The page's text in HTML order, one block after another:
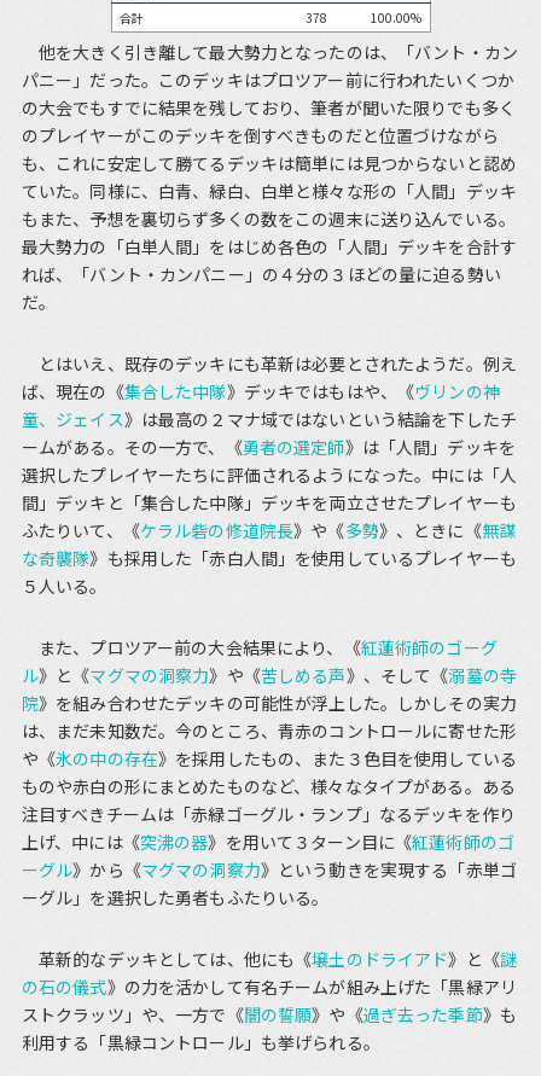
合計
378 100.00%
他を大きく引き離して最大勢力となったのは、「バント・カン
パニー」だった。このデッキはプロツアー前に行われたいくつか
の大会でもすでに結果を残しており、筆者が聞いた限りでも多く
のプレイヤーがこのデッキを倒すべきものだと位置づけながら
も、これに安定して勝てるデッキは簡単には見つからないと認め
ていた。同様に、白青、緑白、白単と様々な形の「人間」デッキ
もまた、予想を裏切らず多くの数をこの週末に送り込んでいる。
最大勢力の「白単人間」をはじめ各色の「人間」デッキを合計す
れば、「バント・カンパニー」の４分の３ほどの量に迫る勢い
だ。
とはいえ、既存のデッキにも革新は必要とされたようだ。例え
ば、現在の《集合した中隊》デッキではもはや、《ヴリンの神
童、ジェイス》は最高の２マナ域ではないという結論を下したチ
ームがある。その一方で、《勇者の選定師》は「人間」デッキを
選択したプレイヤーたちに評価されるようになった。中には「人
間」デッキと「集合した中隊」デッキを両立させたプレイヤーも
ふたりいて、《ケラル砦の修道院長》や《多勢》、ときに《無謀
な奇襲隊》も採用した「赤白人間」を使用しているプレイヤーも
５人いる。
また、プロツアー前の大会結果により、《紅蓮術師のゴーグ
ル》と《マグマの洞察力》や《苦しめる声》、そして《溺墓の寺
院》を組み合わせたデッキの可能性が浮上した。しかしその実力
は、まだ未知数だ。今のところ、青赤のコントロールに寄せた形
や《氷の中の存在》を採用したもの、また３色目を使用している
ものや赤白の形にまとめたものなど、様々なタイプがある。ある
注目すべきチームは「赤緑ゴーグル・ランプ」なるデッキを作り
上げ、中には《突沸の器》を用いて３ターン目に《紅蓮術師のゴ
ーグル》から《マグマの洞察力》という動きを実現する「赤単ゴ
ーグル」を選択した勇者もふたりいる。
革新的なデッキとしては、他にも《壌土のドライアド》と《謎
の石の儀式》の力を活かして有名チームが組み上げた「黒緑アリ
ストクラッツ」や、一方で《闇の誓願》や《過ぎ去った季節》も
利用する「黒緑コントロール」も挙げられる。